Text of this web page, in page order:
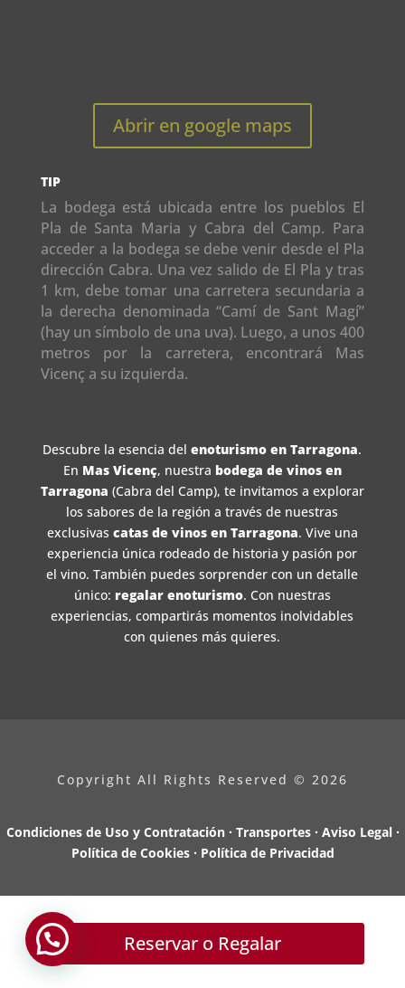
Abrir en google maps
TIP
La bodega está ubicada entre los pueblos El
Pla de Santa Maria y Cabra del Camp. Para
acceder a la bodega se debe venir desde el Pla
dirección Cabra. Una vez salido de El Pla y tras
1 km, debe tomar una carretera secundaria a
la derecha denominada “Camí de Sant Magí”
(hay un símbolo de una uva). Luego, a unos 400
metros por la carretera, encontrará Mas
Vicenç a su izquierda.
Descubre la esencia delenoturismo en Tarragona.
En Mas Vicenç, nuestra bodega de vinos en
Tarragona (Cabra del Camp), te invitamos a explorar
los sabores de la región a través de nuestras
exclusivas catas de vinos en Tarragona. Vive una
experiencia única rodeado de historia y pasión por
el vino. También puedes sorprender con un detalle
único: regalar enoturismo. Con nuestras
experiencias, compartirás momentos inolvidables
con quienes más quieres.
Copyright All Rights Reserved © 2026
Condiciones de Uso y Contratación · Transportes · Aviso Legal ·
Política de Cookies · Política de Privacidad
Reservar o Regalar